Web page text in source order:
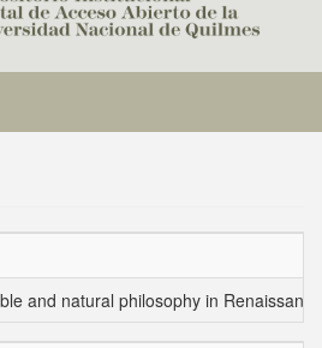
and natural philosophy in